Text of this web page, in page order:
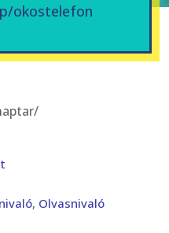
okostelefon
, Olvasnivaló